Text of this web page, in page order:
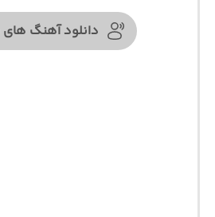
دانلود آهنگ های